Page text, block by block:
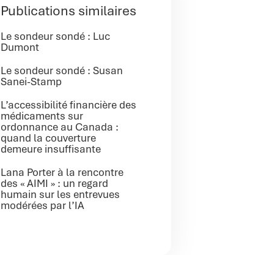
Publications similaires
Le sondeur sondé : Luc
Dumont
Le sondeur sondé : Susan
Sanei-Stamp
L’accessibilité financière des
médicaments sur
ordonnance au Canada :
quand la couverture
demeure insuffisante
Lana Porter à la rencontre
des « AIMI » : un regard
humain sur les entrevues
modérées par l’IA